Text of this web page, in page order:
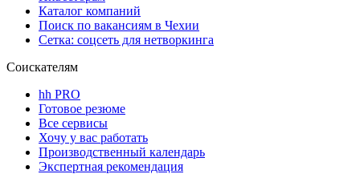
Каталог компаний
Поиск по вакансиям в Чехии
Сетка: соцсеть для нетворкинга
Соискателям
hh PRO
Готовое резюме
Все сервисы
Хочу у вас работать
Производственный календарь
Экспертная рекомендация